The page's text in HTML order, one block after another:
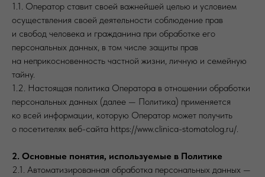
1.1. Оператор ставит своей важнейшей целью и условием
осуществления своей деятельности соблюдение прав
и свобод человека и гражданина при обработке его
персональных данных, в том числе защиты прав
на неприкосновенность частной жизни, личную и семейную
тайну.
1.2. Настоящая политика Оператора в отношении обработки
персональных данных (далее — Политика) применяется
ко всей информации, которую Оператор может получить
о посетителях веб-сайта https://www.clinica-stomatolog.ru/.
2. Основные понятия, используемые в Политике
2.1. Автоматизированная обработка персональных данных —